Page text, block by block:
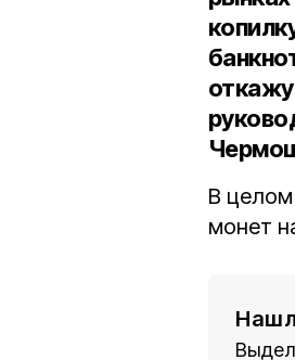
В целом
монет